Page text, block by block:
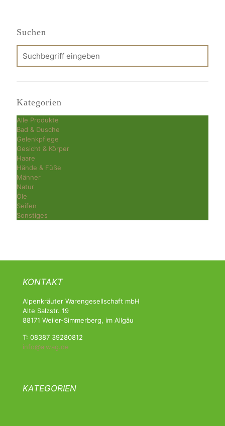
Suchen
Kategorien
Alle Produkte
Bad & Dusche
Gelenkpflege
Gesicht & Körper
Haare
Hände & Füße
Männer
Natur
Öle
Seifen
Sonstiges
KONTAKT
Alpenkräuter Warengesellschaft mbH
Alte Salzstr. 19
88171 Weiler-Simmerberg, im Allgäu
T: 08387 39280812
info@alwag.de
KATEGORIEN